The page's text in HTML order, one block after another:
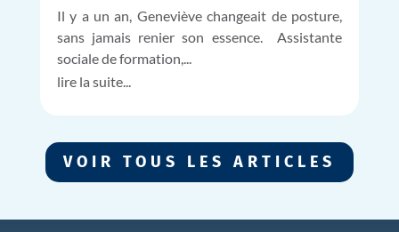
Il y a un an, Geneviève changeait de posture,
sans jamais renier son essence. Assistante
sociale de formation,...
lire la suite...
VOIR TOUS LES ARTICLES